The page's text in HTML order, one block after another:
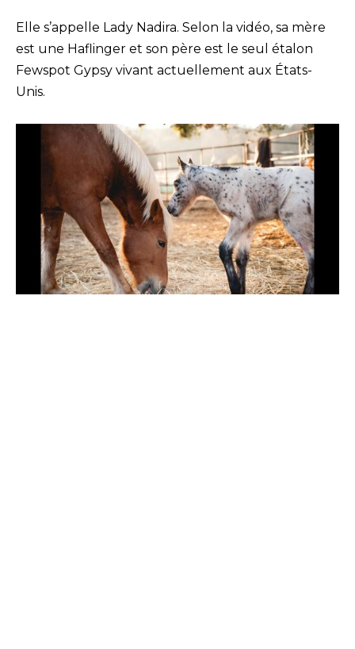
Elle s’appelle Lady Nadira. Selon la vidéo, sa mère
est une Haflinger et son père est le seul étalon
Fewspot Gypsy vivant actuellement aux États-
Unis.